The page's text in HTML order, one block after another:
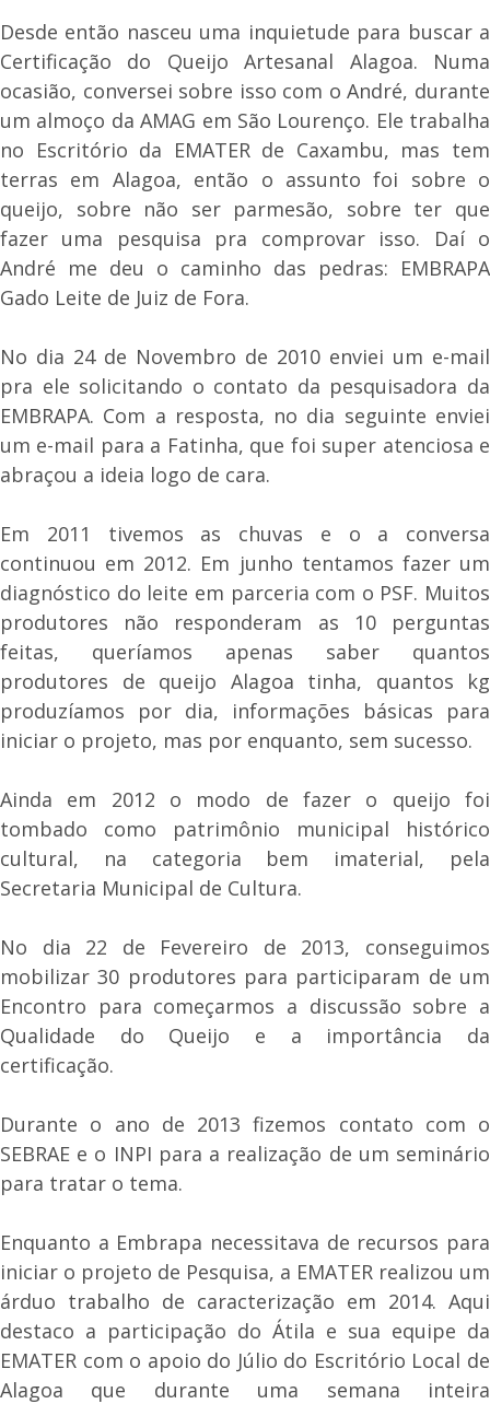
Desde então nasceu uma inquietude para buscar a
Certificação do Queijo Artesanal Alagoa. Numa
ocasião, conversei sobre isso com o André, durante
um almoço da AMAG em São Lourenço. Ele trabalha
no Escritório da EMATER de Caxambu, mas tem
terras em Alagoa, então o assunto foi sobre o
queijo, sobre não ser parmesão, sobre ter que
fazer uma pesquisa pra comprovar isso. Daí o
André me deu o caminho das pedras: EMBRAPA
Gado Leite de Juiz de Fora.
No dia 24 de Novembro de 2010 enviei um e-mail
pra ele solicitando o contato da pesquisadora da
EMBRAPA. Com a resposta, no dia seguinte enviei
um e-mail para a Fatinha, que foi super atenciosa e
abraçou a ideia logo de cara.
Em 2011 tivemos as chuvas e o a conversa
continuou em 2012. Em junho tentamos fazer um
diagnóstico do leite em parceria com o PSF. Muitos
produtores não responderam as 10 perguntas
feitas, queríamos apenas saber quantos
produtores de queijo Alagoa tinha, quantos kg
produzíamos por dia, informações básicas para
iniciar o projeto, mas por enquanto, sem sucesso.
Ainda em 2012 o modo de fazer o queijo foi
tombado como patrimônio municipal histórico
cultural, na categoria bem imaterial, pela
Secretaria Municipal de Cultura.
No dia 22 de Fevereiro de 2013, conseguimos
mobilizar 30 produtores para participaram de um
Encontro para começarmos a discussão sobre a
Qualidade do Queijo e a importância da
certificação.
Durante o ano de 2013 fizemos contato com o
SEBRAE e o INPI para a realização de um seminário
para tratar o tema.
Enquanto a Embrapa necessitava de recursos para
iniciar o projeto de Pesquisa, a EMATER realizou um
árduo trabalho de caracterização em 2014. Aqui
destaco a participação do Átila e sua equipe da
EMATER com o apoio do Júlio do Escritório Local de
Alagoa que durante uma semana inteira